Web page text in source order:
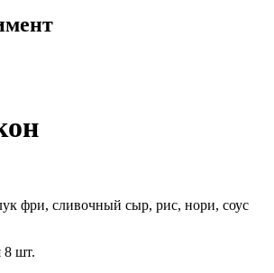
фри, сливочный сыр, рис, нори, соус
8 шт.